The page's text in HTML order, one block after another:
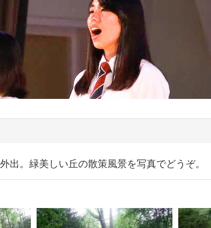
出。緑美しい丘の散策風景を写真でどうぞ。